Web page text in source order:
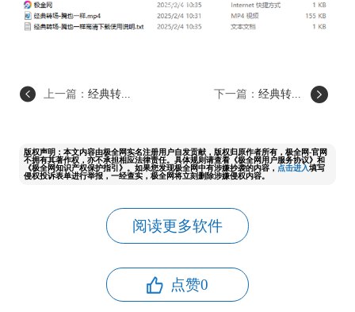
上一篇： 经典转... 下一篇：经典转...
版权声明：本文内容由极全网实名注册用户自发贡献，版权归原作者所有，极全网-官网
不拥有其著作权，亦不承担相应法律责任。具体规则请查看《极全网用户服务协议》和
《极全网知识产权保护指引》。如果您发现极全网中有涉嫌抄袭的内容， 点击进入填写
侵权投诉表单进行举报，一经查实，极全网将立刻删除涉嫌侵权内容。
阅读更多软件
点赞0